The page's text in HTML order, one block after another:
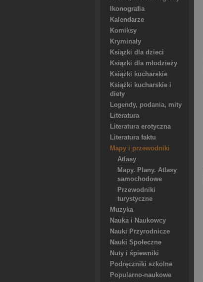
Ikonografia
Kalendarze
Komiksy
Kryminały
Ksiązki dla dzieci
Ksiązki dla młodzieży
Książki kucharskie
Książki kucharskie i
diety
Legendy, podania, mity
Literatura
Literatura erotyczna
Literatura faktu
Mapy i przewodniki
Atlasy
Mapy. Plany. Atlasy
samochodowe
Przewodniki
turystyczne
Muzyka
Nauka i Naukowcy
Nauki Przyrodnicze
Nauki Społeczne
Nuty i śpiewniki
Podręczniki szkolne
Popularno-naukowe